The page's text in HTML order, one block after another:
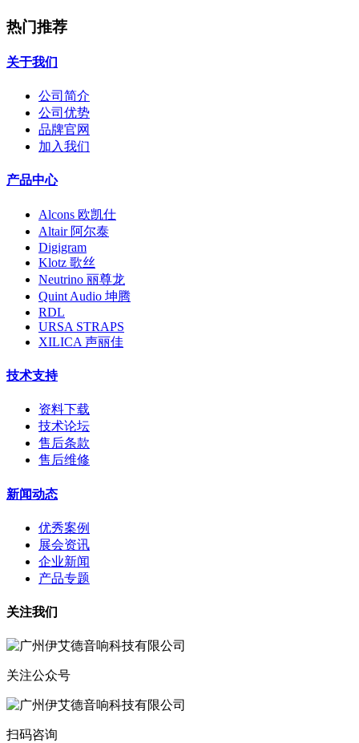
热门推荐
关于我们
公司简介
公司优势
品牌官网
加入我们
产品中心
Alcons 欧凯仕
Altair 阿尔泰
Digigram
Klotz 歌丝
Neutrino 丽尊龙
Quint Audio 坤腾
RDL
URSA STRAPS
XILICA 声丽佳
技术支持
资料下载
技术论坛
售后条款
售后维修
新闻动态
优秀案例
展会资讯
企业新闻
产品专题
关注我们
关注公众号
扫码咨询